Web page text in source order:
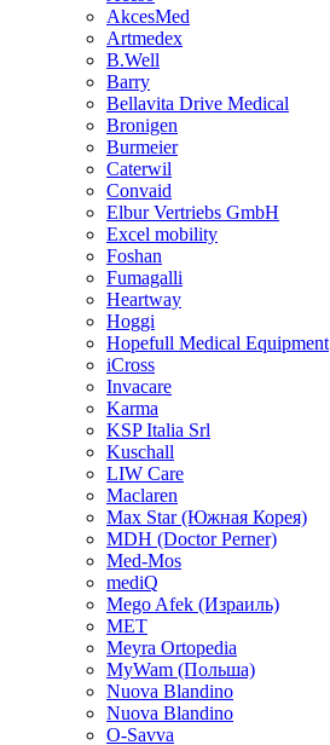
AkcesMed
Artmedex
B.Well
Barry
Bellavita Drive Medical
Bronigen
Burmeier
Caterwil
Convaid
Elbur Vertriebs GmbH
Excel mobility
Foshan
Fumagalli
Heartway
Hoggi
Hopefull Medical Equipment
iCross
Invacare
Karma
KSP Italia Srl
Kuschall
LIW Care
Maclaren
Max Star (Южная Корея)
MDH (Doctor Perner)
Med-Mos
mediQ
Mego Afek (Израиль)
MET
Meyra Ortopedia
MyWam (Польша)
Nuova Blandino
Nuova Blandino
O-Savva